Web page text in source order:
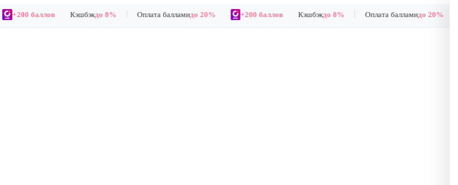
+200 баллов Кэшбэкдо 8% Оплата балламидо 20% +200 баллов Кэшбэкдо 8% Оплата балламидо 20%